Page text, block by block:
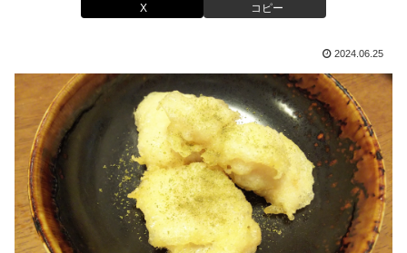
X コピー
2024.06.25